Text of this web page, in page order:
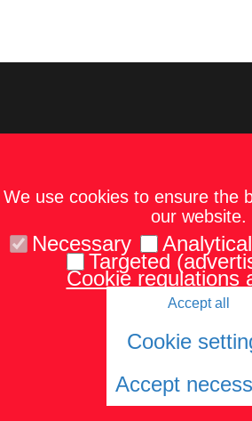
Tel.: 67229986
© 2026 University of Latvia. All
We use cookies to ensure the
our website.
Necessary Analytical
Targeted
Cookie regulations
Accept all
Cookie
Accept